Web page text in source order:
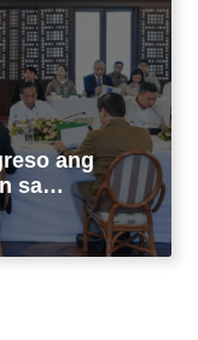
ang
sa
Valuation